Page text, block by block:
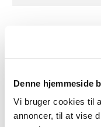
Denne hjemmeside
Vi bruger cookies til
annoncer, til at vise